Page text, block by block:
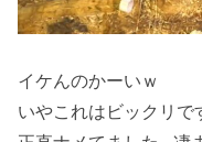
イケんのかーいｗ
いやこれはビックリ